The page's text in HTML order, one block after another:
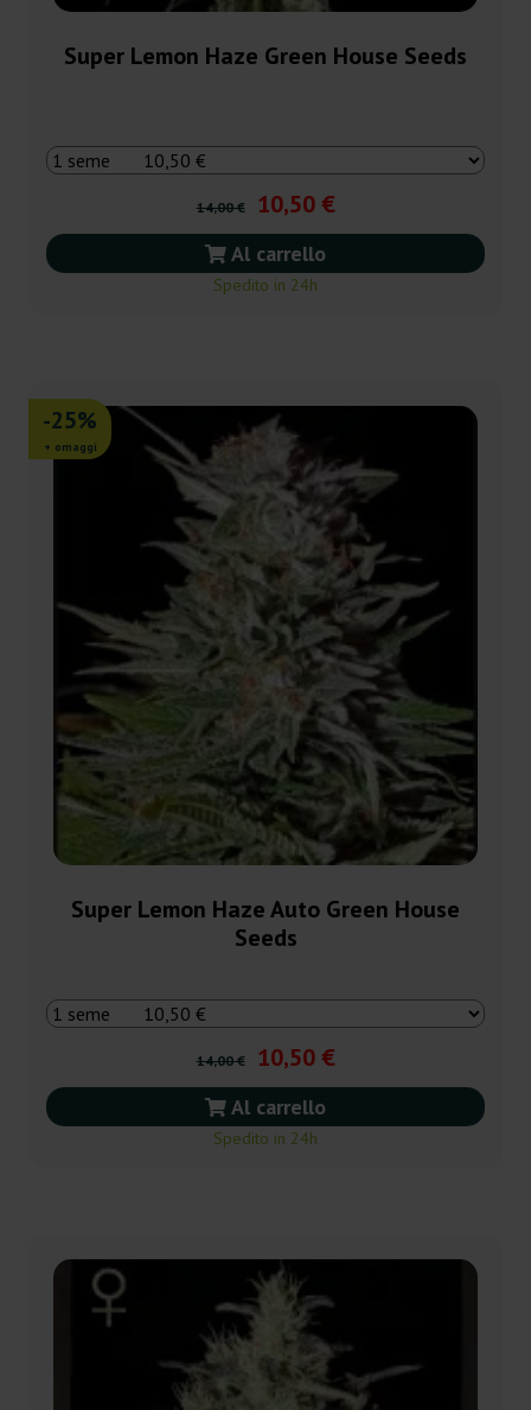
Super Lemon Haze Green House Seeds
14,00 € 10,50 €
Al carrello
Spedito in 24h
-25%
+ omaggi
Super Lemon Haze Auto Green House
Seeds
14,00 € 10,50 €
Al carrello
Spedito in 24h